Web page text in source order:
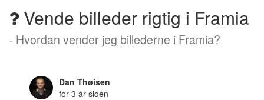
Vende billeder rigtig i Framia
- Hvordan vender jeg billederne i Framia?
Dan Thøisen
for 3 år siden